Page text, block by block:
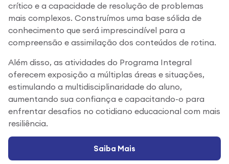
crítico e a capacidade de resolução de problemas
mais complexos. Construímos uma base sólida de
conhecimento que será imprescindível para a
compreensão e assimilação dos conteúdos de rotina.
Além disso, as atividades do Programa Integral
oferecem exposição a múltiplas áreas e situações,
estimulando a multidisciplinaridade do aluno,
aumentando sua confiança e capacitando-o para
enfrentar desafios no cotidiano educacional com mais
resiliência.
Saiba Mais